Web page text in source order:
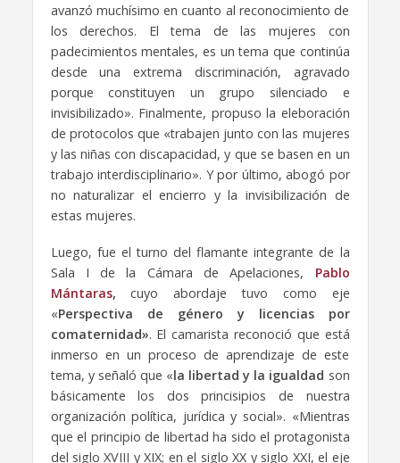
avanzó muchísimo en cuanto al reconocimiento de
los derechos. El tema de las mujeres con
padecimientos mentales, es un tema que continúa
desde una extrema discriminación, agravado
porque constituyen un grupo silenciado e
invisibilizado». Finalmente, propuso la eleboración
de protocolos que «trabajen junto con las mujeres
y las niñas con discapacidad, y que se basen en un
trabajo interdisciplinario». Y por último, abogó por
no naturalizar el encierro y la invisibilización de
estas mujeres.
Luego, fue el turno del flamante integrante de la
Sala I de la Cámara de Apelaciones,
Pablo
Mántaras,cuyo abordaje tuvo como eje
«Perspectiva de género y licencias por
comaternidad». El camarista reconoció que está
inmerso en un proceso de aprendizaje de este
tema, y señaló que «la libertad y la igualdad son
básicamente los dos princisipios de nuestra
organización política, jurídica y social». «Mientras
que el principio de libertad ha sido el protagonista
del siglo XVIII y XIX; en el siglo XX y siglo XXI, el eje